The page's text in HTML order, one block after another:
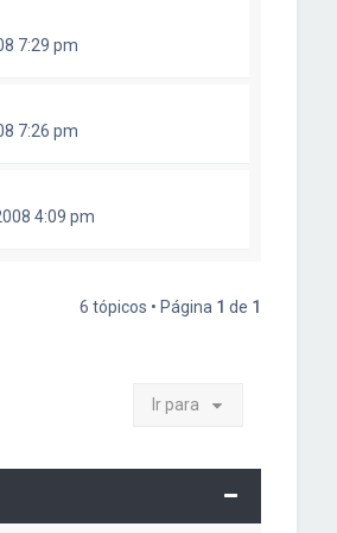
7:29 pm
7:26 pm
4:09 pm
6 tópicos • Página 1 de 1
Ir para